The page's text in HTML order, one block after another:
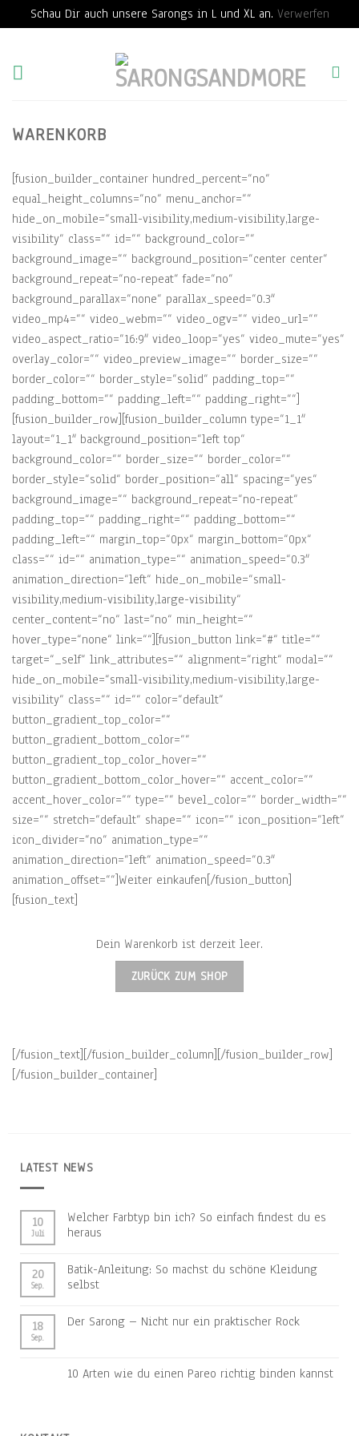
Schau Dir auch unsere Sarongs in L und XL an. Verwerfen
content
WARENKORB
[fusion_builder_container hundred_percent=“no“
equal_height_columns=“no“ menu_anchor=““
hide_on_mobile=“small-visibility,medium-visibility,large-
visibility“ class=““ id=““ background_color=““
background_image=““ background_position=“center center“
background_repeat=“no-repeat“ fade=“no“
background_parallax=“none“ parallax_speed=“0.3″
video_mp4=““ video_webm=““ video_ogv=““ video_url=““
video_aspect_ratio=“16:9″ video_loop=“yes“ video_mute=“yes“
overlay_color=““ video_preview_image=““ border_size=““
border_color=““ border_style=“solid“ padding_top=““
padding_bottom=““ padding_left=““ padding_right=““]
[fusion_builder_row][fusion_builder_column type=“1_1″
layout=“1_1″ background_position=“left top“
background_color=““ border_size=““ border_color=““
border_style=“solid“ border_position=“all“ spacing=“yes“
background_image=““ background_repeat=“no-repeat“
padding_top=““ padding_right=““ padding_bottom=““
padding_left=““ margin_top=“0px“ margin_bottom=“0px“
class=““ id=““ animation_type=““ animation_speed=“0.3″
animation_direction=“left“ hide_on_mobile=“small-
visibility,medium-visibility,large-visibility“
center_content=“no“ last=“no“ min_height=““
hover_type=“none“ link=““][fusion_button link=“#“ title=““
target=“_self“ link_attributes=““ alignment=“right“ modal=““
hide_on_mobile=“small-visibility,medium-visibility,large-
visibility“ class=““ id=““ color=“default“
button_gradient_top_color=““
button_gradient_bottom_color=““
button_gradient_top_color_hover=““
button_gradient_bottom_color_hover=““ accent_color=““
accent_hover_color=““ type=““ bevel_color=““ border_width=““
size=““ stretch=“default“ shape=““ icon=““ icon_position=“left“
icon_divider=“no“ animation_type=““
animation_direction=“left“ animation_speed=“0.3″
animation_offset=““]Weiter einkaufen[/fusion_button]
[fusion_text]
Dein Warenkorb ist derzeit leer.
ZURÜCK ZUM SHOP
[/fusion_text][/fusion_builder_column][/fusion_builder_row]
[/fusion_builder_container]
LATEST NEWS
10
Juli
Welcher Farbtyp bin ich? So einfach findest du es
heraus
20
Sep.
Batik-Anleitung: So machst du schöne Kleidung
selbst
18
Sep.
Der Sarong – Nicht nur ein praktischer Rock
10 Arten wie du einen Pareo richtig binden kannst